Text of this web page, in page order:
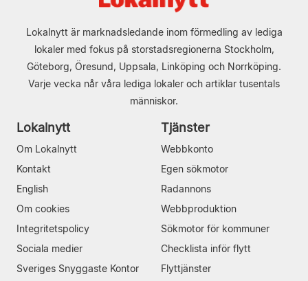
Lokalnytt är marknadsledande inom förmedling av lediga
lokaler med fokus på storstadsregionerna Stockholm,
Göteborg, Öresund, Uppsala, Linköping och Norrköping.
Varje vecka når våra lediga lokaler och artiklar tusentals
människor.
Lokalnytt
Om Lokalnytt
Kontakt
English
Om cookies
Integritetspolicy
Sociala medier
Sveriges Snyggaste Kontor
Tjänster
Webbkonto
Egen sökmotor
Radannons
Webbproduktion
Sökmotor för kommuner
Checklista inför flytt
Flyttjänster